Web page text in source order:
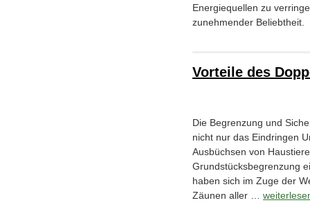
Energiequellen zu
zunehmender Beliebtheit.
Vorteile des
Die Begrenzung und
nicht nur das Eindringen
Ausbüchsen von
Grundstücksbegrenzung
haben sich im Zuge der
Zäunen aller …